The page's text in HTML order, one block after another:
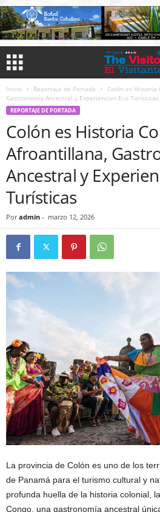
Inicio Reportaje de Portada
Colón es Historia
Gastronomía Ancestral y Experiencias Eco Turísticas
REPORTAJE DE PORTADA
Colón es Historia
Afroantillana,
Ancestral y
Turísticas
Por admin - marzo 12, 2026
La provincia de Colón es uno de los
de Panamá para el turismo cultural y
profunda huella de la historia colonial,
Congo, una gastronomía ancestral